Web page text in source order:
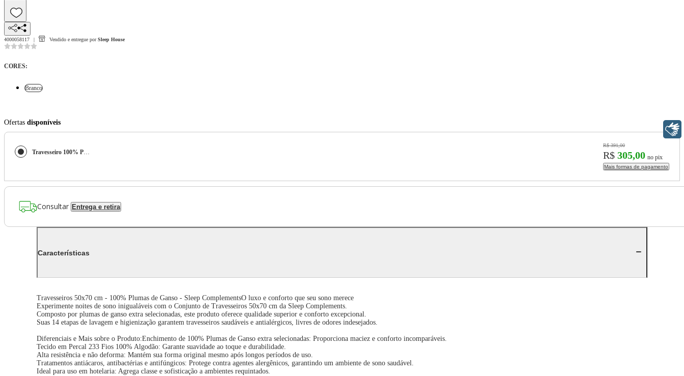
4000058117 Vendido e entregue por Sleep House
CORES:
Branco
Ofertas disponíveis
Travesseiro 100% Plumas de Ganso - Sleep Complements
R$ 391,00
R$ 305,00 no pix
Mais formas de pagamento
Consultar Entrega e retira
Características
Travesseiros 50x70 cm - 100% Plumas de Ganso - Sleep ComplementsO luxo e conforto que seu sono merece
Experimente noites de sono inigualáveis com o Conjunto de Travesseiros 50x70 cm da Sleep Complements.
Composto por plumas de ganso extra selecionadas, este produto oferece qualidade superior e conforto excepcional.
Suas 14 etapas de lavagem e higienização garantem travesseiros saudáveis e antialérgicos, livres de odores indesejados.
Diferenciais e Mais sobre o Produto:Enchimento de 100% Plumas de Ganso extra selecionadas: Proporciona maciez e conforto incomparáveis.
Tecido em Percal 233 Fios 100% Algodão: Garante suavidade ao toque e durabilidade.
Alta resistência e não deforma: Mantém sua forma original mesmo após longos períodos de uso.
Tratamentos antiácaros, antibactérias e antifúngicos: Protege contra agentes alergênicos, garantindo um ambiente de sono saudável.
Ideal para uso em hotelaria: Agrega classe e sofisticação a ambientes requintados.